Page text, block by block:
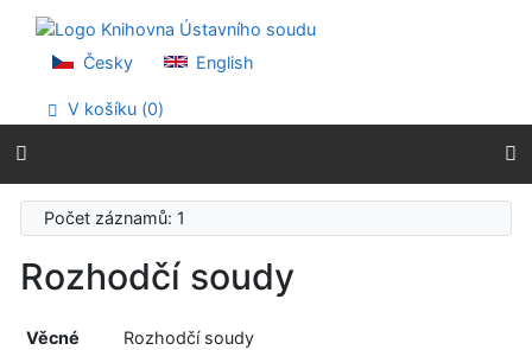
Přejít na menu
Prohlášení o webové přístupnosti
Česky English
V košíku (0)
Počet záznamů: 1
Rozhodčí soudy
Věcné
Rozhodčí soudy